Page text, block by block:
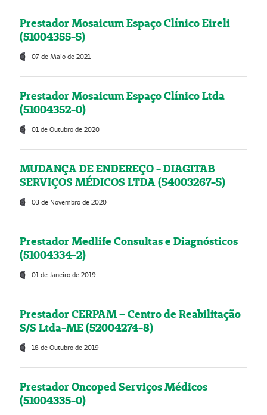
Prestador Mosaicum Espaço Clínico Eireli
(51004355-5)
07 de Maio de 2021
Prestador Mosaicum Espaço Clínico Ltda
(51004352-0)
01 de Outubro de 2020
MUDANÇA DE ENDEREÇO - DIAGITAB
SERVIÇOS MÉDICOS LTDA (54003267-5)
03 de Novembro de 2020
Prestador Medlife Consultas e Diagnósticos
(51004334-2)
01 de Janeiro de 2019
Prestador CERPAM – Centro de Reabilitação
S/S Ltda-ME (52004274-8)
18 de Outubro de 2019
Prestador Oncoped Serviços Médicos
(51004335-0)